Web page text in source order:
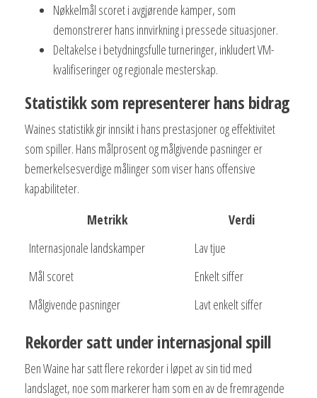
Nøkkelmål scoret i avgjørende kamper, som
demonstrerer hans innvirkning i pressede situasjoner.
Deltakelse i betydningsfulle turneringer, inkludert VM-
kvalifiseringer og regionale mesterskap.
Statistikk som representerer hans bidrag
Waines statistikk gir innsikt i hans prestasjoner og effektivitet
som spiller. Hans målprosent og målgivende pasninger er
bemerkelsesverdige målinger som viser hans offensive
kapabiliteter.
Metrikk
Verdi
Internasjonale landskamper
Lav tjue
Mål scoret
Enkelt siffer
Målgivende pasninger
Lavt enkelt siffer
Rekorder satt under internasjonal spill
Ben Waine har satt flere rekorder i løpet av sin tid med
landslaget, noe som markerer ham som en av de fremragende